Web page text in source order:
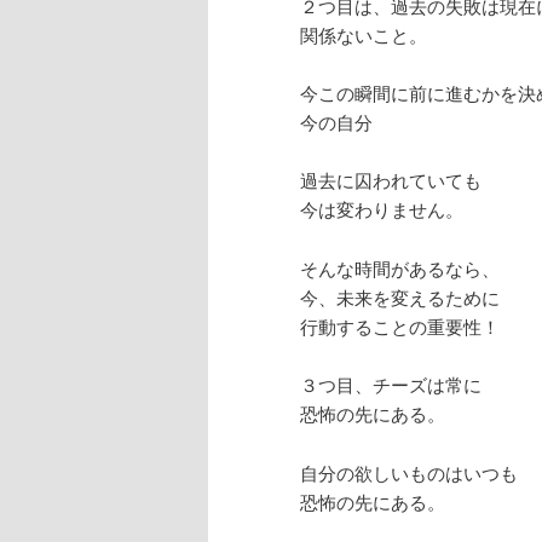
２つ目は、過去の失敗は現在
関係ないこと。
今この瞬間に前に進むかを決
今の自分
過去に囚われていても
今は変わりません。
そんな時間があるなら、
今、未来を変えるために
行動することの重要性！
３つ目、チーズは常に
恐怖の先にある。
自分の欲しいものはいつも
恐怖の先にある。